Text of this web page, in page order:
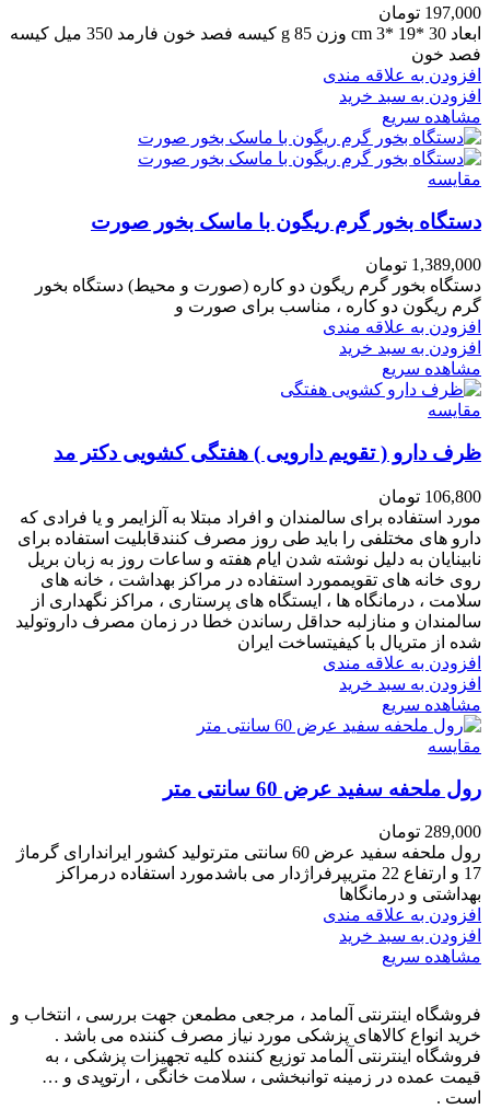
197,000 تومان
ابعاد 30 *19 *3 cm وزن 85 g کیسه فصد خون فارمد 350 میل کیسه
فصد خون
افزودن به علاقه مندی
افزودن به سبد خرید
مشاهده سریع
مقایسه
دستگاه بخور گرم ریگون با ماسک بخور صورت
1,389,000 تومان
دستگاه بخور گرم ریگون دو کاره (صورت و محیط) دستگاه بخور
گرم ریگون دو کاره ، مناسب برای صورت و
افزودن به علاقه مندی
افزودن به سبد خرید
مشاهده سریع
مقایسه
ظرف دارو ( تقویم دارویی ) هفتگی کشویی دکتر مد
106,800 تومان
مورد استفاده برای سالمندان و افراد مبتلا به آلزایمر و یا فرادی که
دارو های مختلفی را باید طی روز مصرف کنندقابلیت استفاده برای
نابینایان به دلیل نوشته شدن ایام هفته و ساعات روز به زبان بریل
روی خانه های تقویممورد استفاده در مراکز بهداشت ، خانه های
سلامت ، درمانگاه ها ، ایستگاه های پرستاری ، مراکز نگهداری از
سالمندان و منازلبه حداقل رساندن خطا در زمان مصرف داروتولید
شده از متریال با کیفیتساخت ایران
افزودن به علاقه مندی
افزودن به سبد خرید
مشاهده سریع
مقایسه
رول ملحفه سفید عرض 60 سانتی متر
289,000 تومان
رول ملحفه سفید عرض 60 سانتی مترتولید کشور ایراندارای گرماژ
17 و ارتفاع 22 متریپرفراژدار می باشدمورد استفاده درمراکز
بهداشتی و درمانگاها
افزودن به علاقه مندی
افزودن به سبد خرید
مشاهده سریع
فروشگاه اینترنتی آلمامد ، مرجعی مطمعن جهت بررسی ، انتخاب و
خرید انواع کالاهای پزشکی مورد نیاز مصرف کننده می باشد .
فروشگاه اینترنتی آلمامد توزیع کننده کلیه تجهیزات پزشکی ، به
قیمت عمده در زمینه توانبخشی ، سلامت خانگی ، ارتوپدی و …
است .